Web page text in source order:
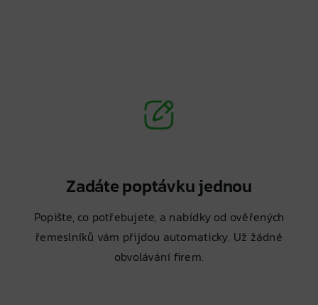
Zadáte poptávku jednou
Popište, co potřebujete, a nabídky od ověřených
řemeslníků vám přijdou automaticky. Už žádné
obvolávání firem.